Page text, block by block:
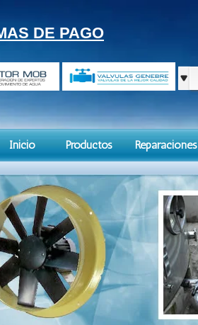
DE PAGO
Inicio Productos Reparaciones